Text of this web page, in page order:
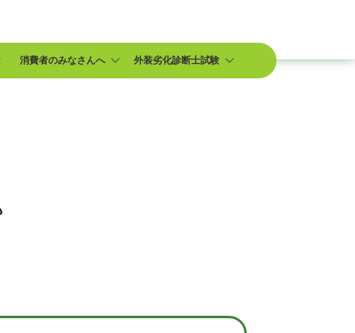
消費者のみなさんへ 外装劣化診断士試験